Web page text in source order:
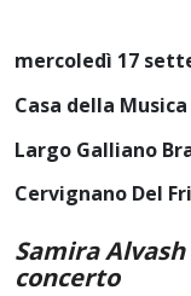
mercoledì 17
Casa della
Largo Galliano
Cervignano Del
Samira
concerto